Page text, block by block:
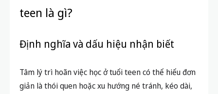
teen là gì?
Định nghĩa và dấu hiệu nhận biết
Tâm lý trì hoãn việc học ở tuổi teen có thể hiểu đơn
giản là thói quen hoặc xu hướng né tránh, kéo dài,